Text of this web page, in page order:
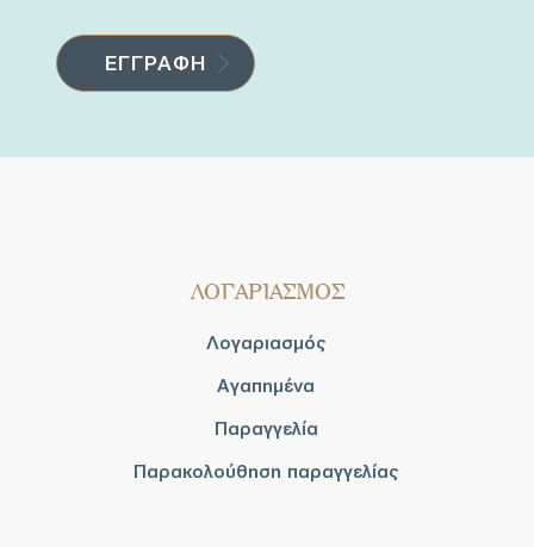
ΛΟΓΑΡΙΑΣΜΟΣ
Λογαριασμός
Αγαπημένα
Παραγγελία
Παρακολούθηση παραγγελίας